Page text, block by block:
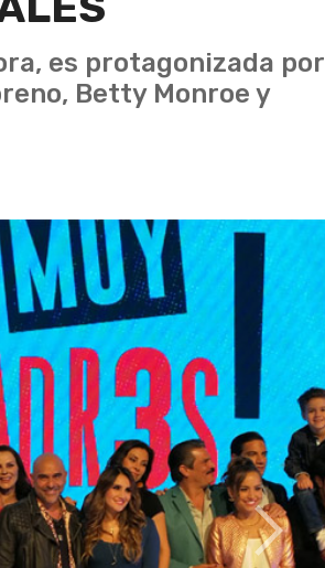
es protagonizada por
Betty Monroe y